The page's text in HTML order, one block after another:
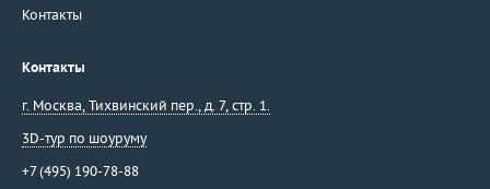
Контакты
Контакты
г. Москва, Тихвинский пер., д. 7, стр. 1.
3D-тур по шоуруму
+7 (495) 190-78-88